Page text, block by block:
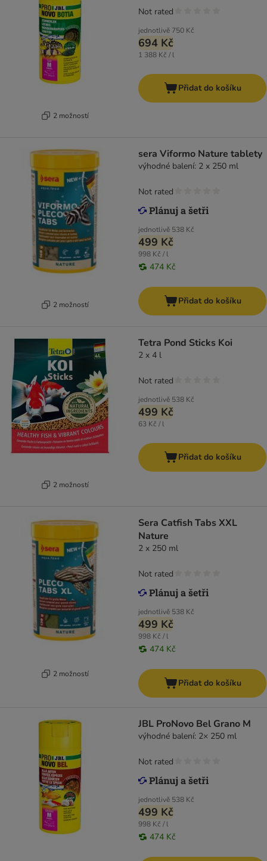
2 možností
jednotlivě 750 Kč
694 Kč
1 388 Kč / l
Not rated
Přidat do košíku
2 možností
sera Viformo Nature tablety
výhodné balení: 2 x 250 ml
jednotlivě 538 Kč
499 Kč
998 Kč / l
474 Kč
Not rated
Přidat do košíku
2 možností
Tetra Pond Sticks Koi
2 x 4 l
jednotlivě 538 Kč
499 Kč
63 Kč / l
Not rated
Přidat do košíku
2 možností
Sera Catfish Tabs XXL
Nature
2 x 250 ml
jednotlivě 538 Kč
499 Kč
998 Kč / l
474 Kč
Not rated
Přidat do košíku
JBL ProNovo Bel Grano M
výhodné balení: 2× 250 ml
jednotlivě 538 Kč
499 Kč
998 Kč / l
474 Kč
Not rated